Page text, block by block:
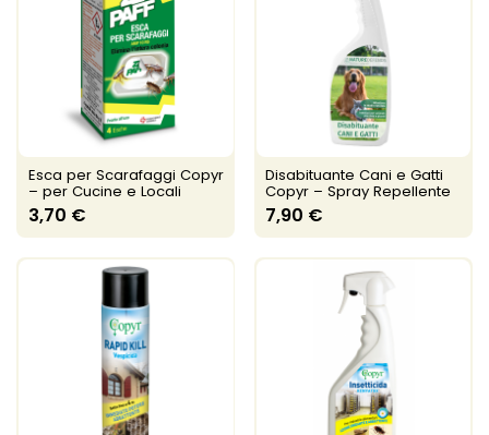
Esca per Scarafaggi Copyr
– per Cucine e Locali
3,70 €
Disabituante Cani e Gatti
Copyr – Spray Repellente
7,90 €